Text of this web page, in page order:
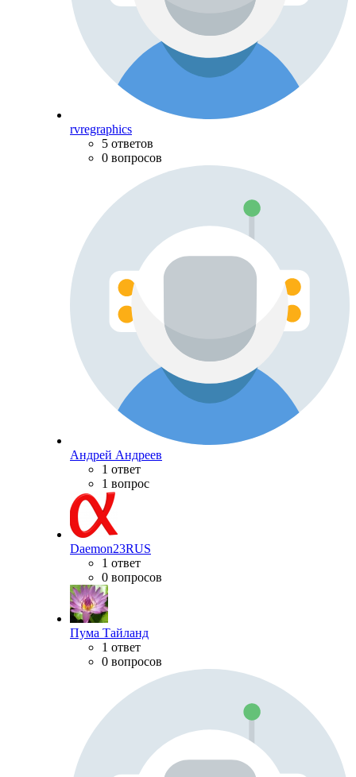
rvregraphics
5 ответов
0 вопросов
Андрей Андреев
1 ответ
1 вопрос
Daemon23RUS
1 ответ
0 вопросов
Пума Тайланд
1 ответ
0 вопросов